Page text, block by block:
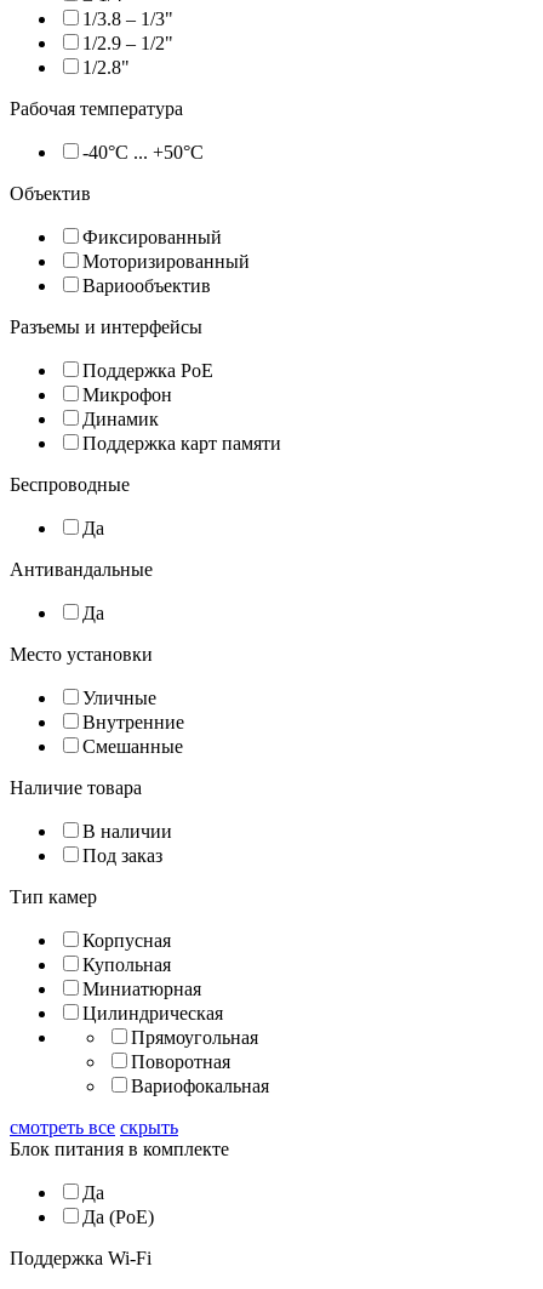
1/3.8 – 1/3"
1/2.9 – 1/2"
1/2.8"
Рабочая температура
-40°C ... +50°C
Объектив
Фиксированный
Моторизированный
Вариообъектив
Разъемы и интерфейсы
Поддержка PoE
Микрофон
Динамик
Поддержка карт памяти
Беспроводные
Да
Антивандальные
Да
Место установки
Уличные
Внутренние
Смешанные
Наличие товара
В наличии
Под заказ
Тип камер
Корпусная
Купольная
Миниатюрная
Цилиндрическая
Прямоугольная
Поворотная
Вариофокальная
смотреть все скрыть
Блок питания в комплекте
Да
Да (PoE)
Поддержка Wi-Fi